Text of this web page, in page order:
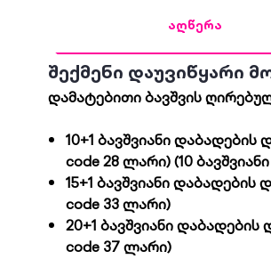
აღწერა
შექმენი დაუვიწყარი
დამატებითი ბავშვის
10+1 ბავშვიანი
code 28 ლარი)(10ბავშვიანი
15+1 ბავშვიანი
code 33 ლარი)
20+1 ბავშვიანი
code 37 ლარი)